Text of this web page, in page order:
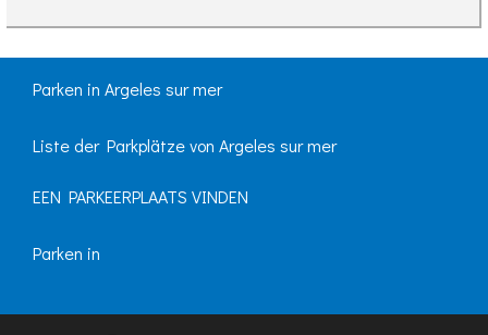
Parken in Argeles sur mer
Liste der Parkplätze von Argeles sur mer
EEN PARKEERPLAATS VINDEN
Parken in